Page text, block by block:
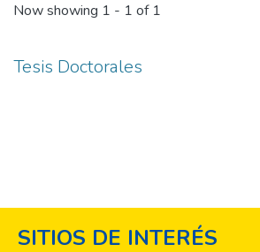
Now showing 1 - 1 of 1
Tesis Doctorales
SITIOS DE INTERÉS